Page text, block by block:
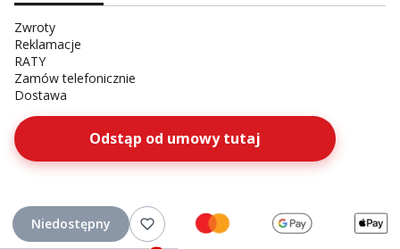
Zwroty
Reklamacje
RATY
Zamów telefonicznie
Dostawa
Odstąp od umowy tutaj
Niedostępny